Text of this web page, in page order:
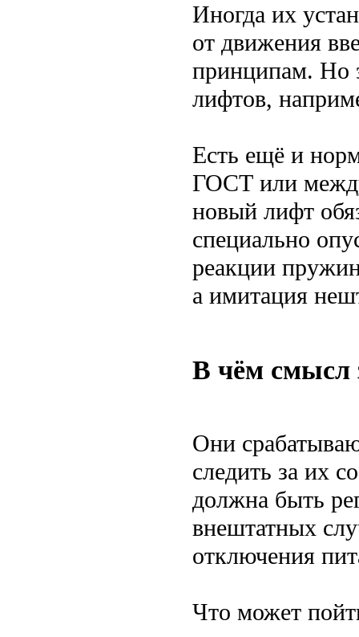
Иногда их
от движения
принципам. Но
лифтов,
Есть ещё и
ГОСТ или
новый лифт
специально
реакции
а имитация
В чём смысл
Они
следить за их
должна быть
внештатных
отключения
Что может